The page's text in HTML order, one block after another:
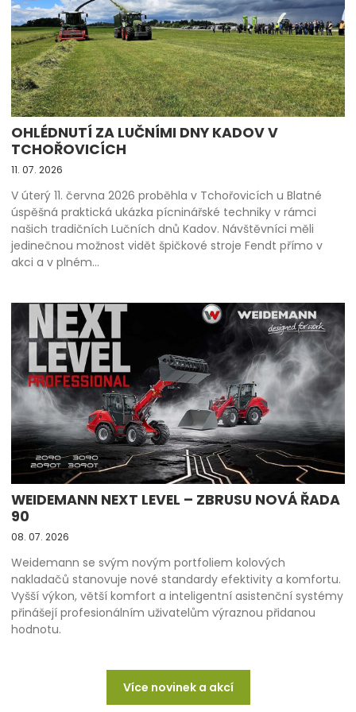
OHLÉDNUTÍ ZA LUČNÍMI DNY KADOV V
TCHOŘOVICÍCH
11. 07. 2026
V úterý 11. června 2026 proběhla v Tchořovicích u Blatné
úspěšná praktická ukázka pícninářské techniky v rámci
našich tradičních Lučních dnů Kadov. Návštěvníci měli
jedinečnou možnost vidět špičkové stroje Fendt přímo v
akci a v plném…
WEIDEMANN NEXT LEVEL – ZBRUSU NOVÁ ŘADA
90
08. 07. 2026
Weidemann se svým novým portfoliem kolových
nakladačů stanovuje nové standardy efektivity a komfortu.
Vyšší výkon, větší komfort a inteligentní asistenční systémy
přinášejí profesionálním uživatelům výraznou přidanou
hodnotu.
Více novinek a akcí